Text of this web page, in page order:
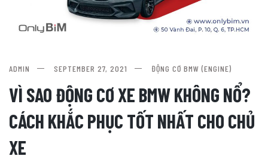
ADMIN SEPTEMBER 27, 2021 ĐỘNG CƠ BMW (ENGINE)
VÌ SAO ĐỘNG CƠ XE BMW KHÔNG NỔ?
CÁCH KHẮC PHỤC TỐT NHẤT CHO CHỦ
XE